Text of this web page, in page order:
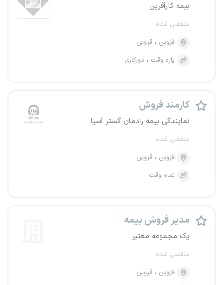
بیمه کارآفرین
منقضی شده
قزوین
قزوین
پاره وقت
دورکاری
کارمند فروش
نمایندگی بیمه رادمان گستر آسیا
منقضی شده
قزوین
قزوین
تمام وقت
مدیر فروش بیمه
یک مجموعه معتبر
منقضی شده
قزوین
قزوین